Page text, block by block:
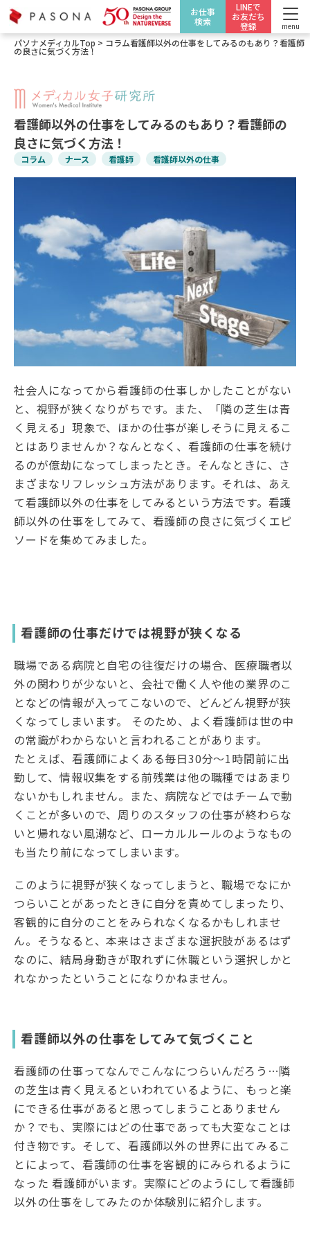
お仕事
検索
LINEで
お友だち
登録
menu
パソナメディカルTop > コラム看護師以外の仕事をしてみるのもあり？看護師
の良さに気づく方法！
看護師以外の仕事をしてみるのもあり？看護師の
良さに気づく方法！
コラム ナース 看護師 看護師以外の仕事
社会人になってから看護師の仕事しかしたことがない
と、視野が狭くなりがちです。また、「隣の芝生は青
く見える」現象で、ほかの仕事が楽しそうに見えるこ
とはありませんか？なんとなく、看護師の仕事を続け
るのが億劫になってしまったとき。そんなときに、さ
まざまなリフレッシュ方法があります。それは、あえ
て看護師以外の仕事をしてみるという方法です。看護
師以外の仕事をしてみて、看護師の良さに気づくエピ
ソードを集めてみました。
看護師の仕事だけでは視野が狭くなる
職場である病院と自宅の往復だけの場合、医療職者以
外の関わりが少ないと、会社で働く人や他の業界のこ
となどの情報が入ってこないので、どんどん視野が狭
くなってしまいます。 そのため、よく看護師は世の中
の常識がわからないと言われることがあります。
たとえば、看護師によくある毎日30分～1時間前に出
勤して、情報収集をする前残業は他の職種ではあまり
ないかもしれません。また、病院などではチームで動
くことが多いので、周りのスタッフの仕事が終わらな
いと帰れない風潮など、ローカルルールのようなもの
も当たり前になってしまいます。
このように視野が狭くなってしまうと、職場でなにか
つらいことがあったときに自分を責めてしまったり、
客観的に自分のことをみられなくなるかもしれませ
ん。そうなると、本来はさまざまな選択肢があるはず
なのに、結局身動きが取れずに休職という選択しかと
れなかったということになりかねません。
看護師以外の仕事をしてみて気づくこと
看護師の仕事ってなんでこんなにつらいんだろう…隣
の芝生は青く見えるといわれているように、もっと楽
にできる仕事があると思ってしまうことありません
か？でも、実際にはどの仕事であっても大変なことは
付き物です。そして、看護師以外の世界に出てみるこ
とによって、看護師の仕事を客観的にみられるように
なった 看護師がいます。実際にどのようにして看護師
以外の仕事をしてみたのか体験別に紹介します。